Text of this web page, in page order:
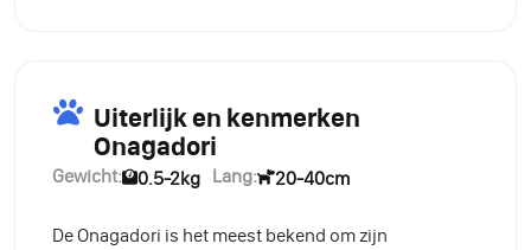
Uiterlijk en kenmerken
Onagadori
Gewicht: 0.5-2kg Lang: 20-40cm
De Onagadori is het meest bekend om zijn